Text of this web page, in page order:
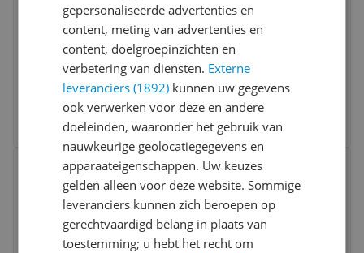
Samsung DV90DB7845GWU3
Drogertype:Warmtepompdroger
Vulgewicht:9 kg
v.a. € 699,00
-7%
8 prijzen
Ga naar goedkoopste
Vergelijken
gepersonaliseerde advertenties en
content, meting van advertenties en
content, doelgroepinzichten en
verbetering van diensten. Externe
leveranciers (1892) kunnen uw gegevens
ook verwerken voor deze en andere
doeleinden, waaronder het gebruik van
nauwkeurige geolocatiegegevens en
apparaateigenschappen. Uw keuzes
gelden alleen voor deze website. Sommige
leveranciers kunnen zich beroepen op
gerechtvaardigd belang in plaats van
toestemming; u hebt het recht om